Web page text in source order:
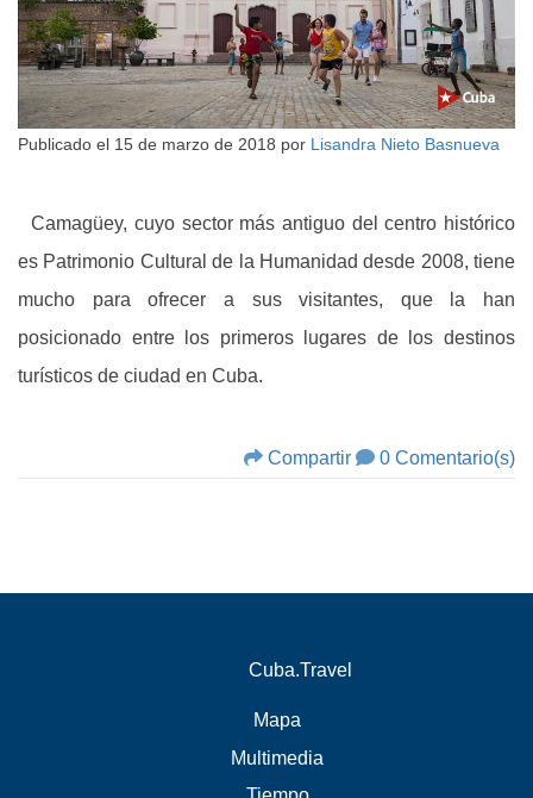
Publicado el 15 de marzo de 2018 por Lisandra Nieto Basnueva
Camagüey, cuyo sector más antiguo del centro histórico
es Patrimonio Cultural de la Humanidad desde 2008, tiene
mucho para ofrecer a sus visitantes, que la han
posicionado entre los primeros lugares de los destinos
turísticos de ciudad en Cuba.
Compartir 0 Comentario(s)
Cuba.Travel
Mapa
Multimedia